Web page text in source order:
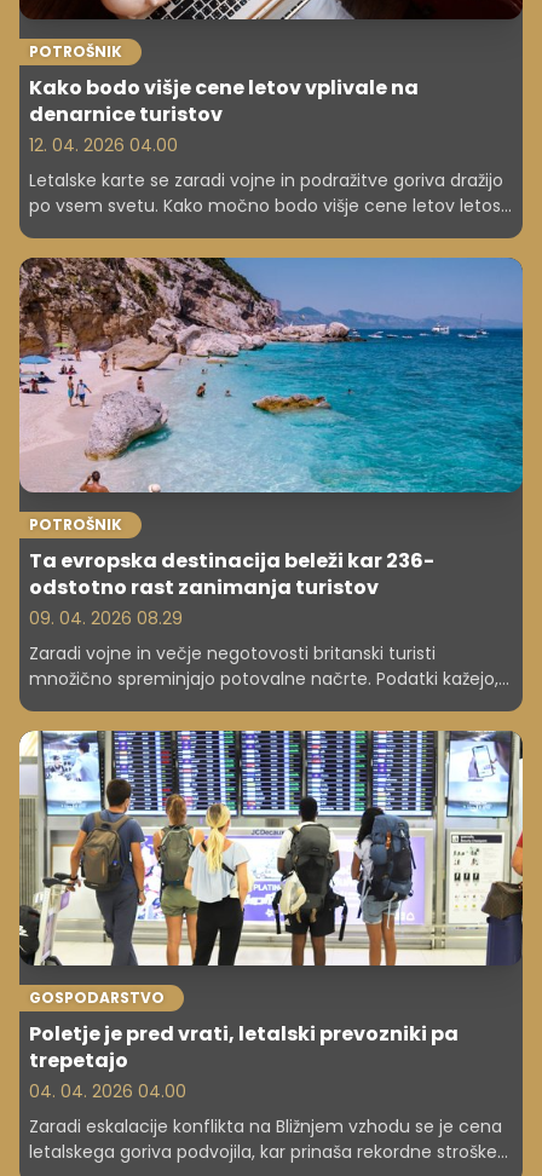
POTROŠNIK
Kako bodo višje cene letov vplivale na
denarnice turistov
12. 04. 2026 04.00
Letalske karte se zaradi vojne in podražitve goriva dražijo
po vsem svetu. Kako močno bodo višje cene letov letos
prizadele turiste in njihove proračune?
POTROŠNIK
Ta evropska destinacija beleži kar 236-
odstotno rast zanimanja turistov
09. 04. 2026 08.29
Zaradi vojne in večje negotovosti britanski turisti
množično spreminjajo potovalne načrte. Podatki kažejo,
katera evropska destinacija letos doživlja presenetljiv
razcvet.
GOSPODARSTVO
Poletje je pred vrati, letalski prevozniki pa
trepetajo
04. 04. 2026 04.00
Zaradi eskalacije konflikta na Bližnjem vzhodu se je cena
letalskega goriva podvojila, kar prinaša rekordne stroške